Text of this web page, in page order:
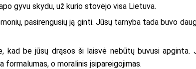
gyvu skydu, už kurio stovėjo visa Lietuva.
pasirengusių ją ginti. Jūsų tarnyba tada buvo
kad be jūsų drąsos ši laisvė nebūtų buvusi apginta.
formalumas, o moralinis įsipareigojimas.